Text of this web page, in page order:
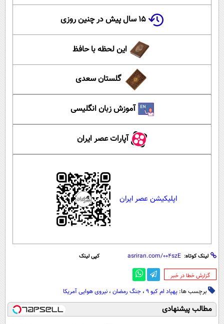
۱۵ سال پیش در چنین روزی
این لحظه با حافظ
گلستان سعدی
آموزش زبان انگلیسی
آپارات عصر ایران
اپلیکیشن عصر ایران
لینک کوتاه: کپی لینک
‌گزارش خطا در خبر
برچسب ها: پهپاد ام کیو 9 ، جنگ رمضان ، نیروی هوایی آمریکا
مطالب پیشنهادی